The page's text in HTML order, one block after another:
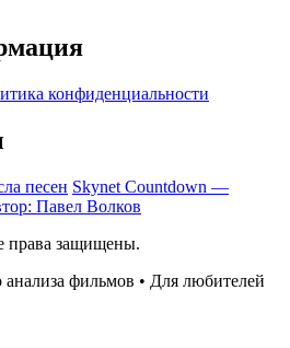
конфиденциальности
песен Skynet Countdown —
Павел Волков
права защищены.
фильмов • Для любителей